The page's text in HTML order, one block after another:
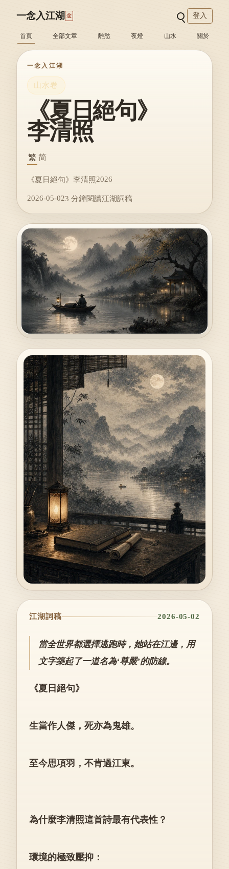
一念入江湖 念
首頁 全部文章 離愁 夜燈 山水 關於
登入
一念入江湖
山水卷
《夏日絕句》
李清照
繁 简
《夏日絕句》李清照2026
2026-05-023 分鐘閱讀江湖詞稿
江湖詞稿 2026-05-02
當全世界都選擇逃跑時，她站在江邊，用
文字築起了一道名為‘尊嚴’的防線。
《夏日絕句》
生當作人傑，死亦為鬼雄。
至今思項羽，不肯過江東。
為什麼李清照這首詩最有代表性？
環境的極致壓抑：